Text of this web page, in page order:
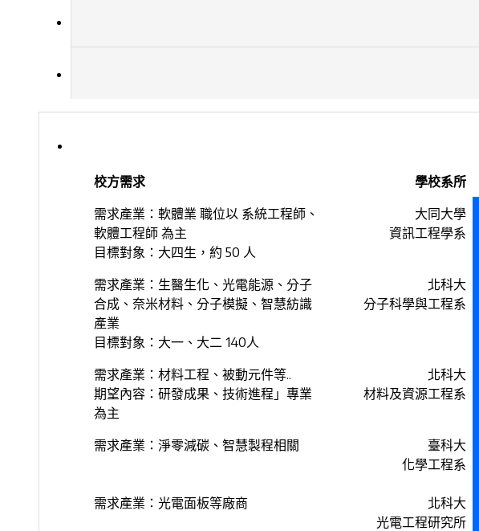
校方需求 學校系所
需求產業：軟體業 職位以 系統工程師、
軟體工程師 為主
目標對象：大四生，約 50 人
大同大學
資訊工程學系
需求產業：生醫生化、光電能源、分子
合成、奈米材料、分子模擬、智慧紡識
產業
目標對象：大一、大二 140人
北科大
分子科學與工程系
需求產業：材料工程、被動元件等..
期望內容：研發成果、技術進程」專業
為主
北科大
材料及資源工程系
需求產業：淨零減碳、智慧製程相關
臺科大
化學工程系
需求產業：光電面板等廠商
北科大
光電工程研究所